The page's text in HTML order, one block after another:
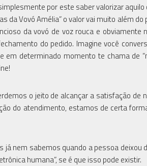
por este saber valorizar
da Vovó Amélia” o valor vai muito além do
da vovó de voz rouca e obviamente
do pedido. Imagine você
determinado momento te chama de
o jeito de alcançar a satisfação de
do atendimento, estamos de certa
nem sabemos quando a pessoa deixou
humana”, se é que isso pode existir.